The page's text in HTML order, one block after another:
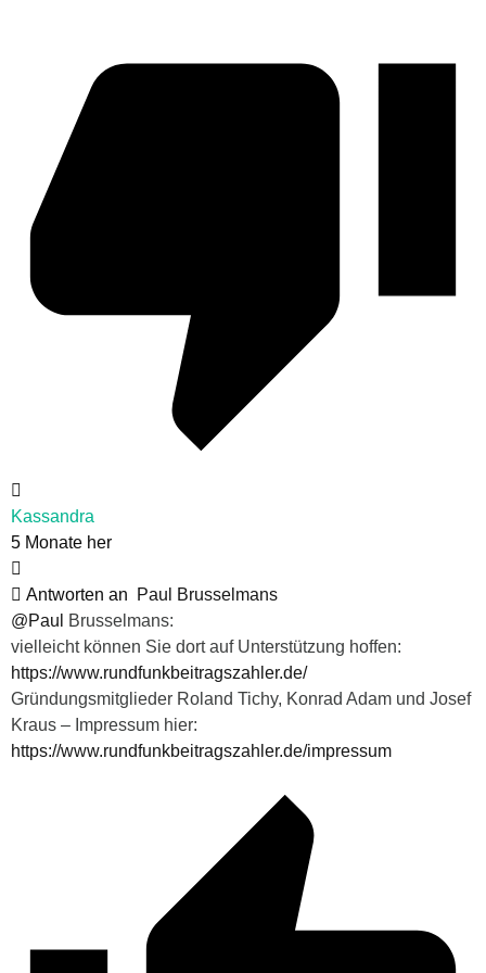
Kassandra
5 Monate her
Antworten an
Paul Brusselmans
@Paul
Brusselmans:
vielleicht können Sie dort auf Unterstützung hoffen:
https://www.rundfunkbeitragszahler.de/
Gründungsmitglieder Roland Tichy, Konrad Adam und Josef
Kraus – Impressum hier:
https://www.rundfunkbeitragszahler.de/impressum